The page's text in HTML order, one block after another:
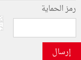
رمز الحماية
إرسال